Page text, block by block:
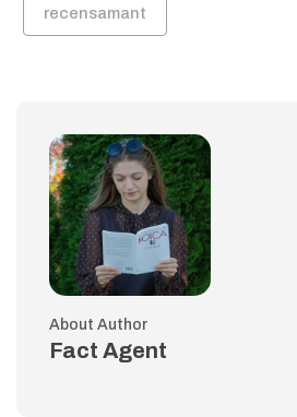
recensamant
About Author
Fact Agent